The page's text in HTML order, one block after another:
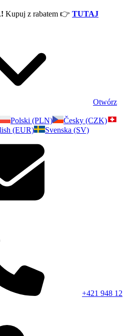
Kupuj z rabatem 👉 TUTAJ
Otwórz
Polski (PLN)
Česky (CZK)
(EUR) Svenska (SV)
+421 948 12